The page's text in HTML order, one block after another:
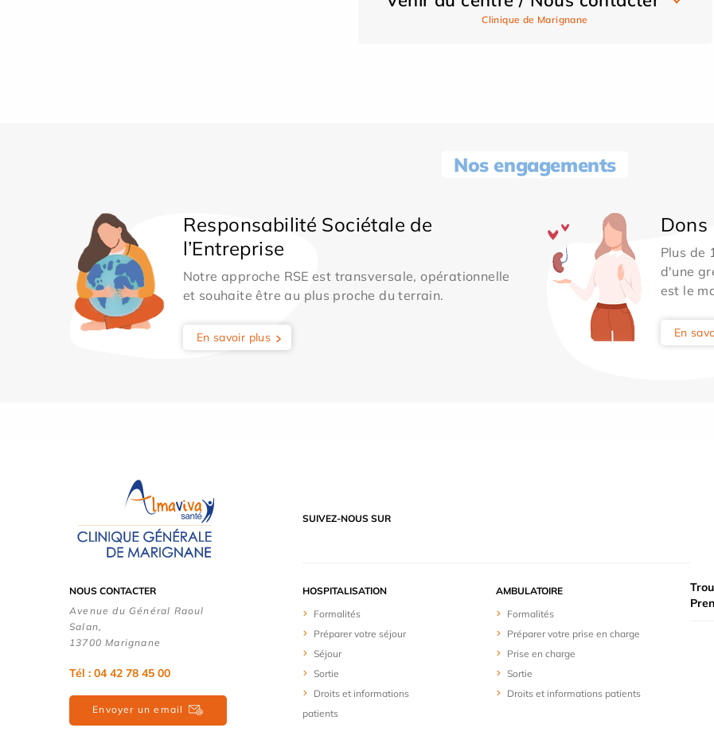
Clinique de Marignane
Nos engagements
Responsabilité Sociétale de
l’Entreprise
Notre approche RSE est transversale, opérationnelle
et souhaite être au plus proche du terrain.
En savoir plus
Plus de
d'une
est le
En
SUIVEZ-NOUS SUR
NOUS CONTACTER
Avenue du Général Raoul
Salan,
13700 Marignane
Tél : 04 42 78 45 00
Envoyer un email
HOSPITALISATION
Formalités
Préparer votre séjour
Séjour
Sortie
Droits et informations
patients
AMBULATOIRE
Formalités
Préparer votre prise en charge
Prise en charge
Sortie
Droits et informations patients